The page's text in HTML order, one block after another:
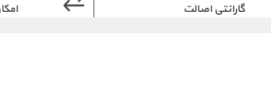
گارانتی اصالت